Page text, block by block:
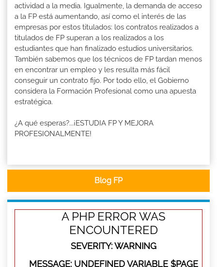
actividad a la media. Igualmente, la demanda de acceso
a la FP está aumentando, así como el interés de las
empresas por estos titulados: los contratos realizados a
titulados de FP superan a los realizados a los
estudiantes que han finalizado estudios universitarios.
También sabemos que los técnicos de FP tardan menos
en encontrar un empleo y les resulta más fácil
conseguir un contrato fijo. Por todo ello, el Gobierno
considera la Formación Profesional como una apuesta
estratégica.
¿A qué esperas?...¡ESTUDIA FP Y MEJORA
PROFESIONALMENTE!
Blog FP
A PHP ERROR WAS
ENCOUNTERED
SEVERITY: WARNING
MESSAGE: UNDEFINED VARIABLE $PAGE